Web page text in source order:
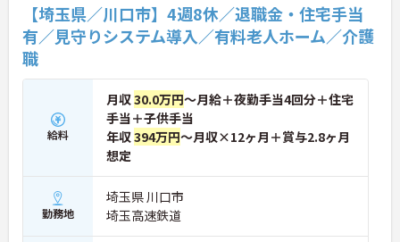
【埼玉県／川口市】4週8休／退職金・住宅手当
有／見守りシステム導入／有料老人ホーム／介護
職
給料
月収30.0万円～月給＋夜勤手当4回分＋住宅
手当＋子供手当
年収394万円～月収×12ヶ月＋賞与2.8ヶ月
想定
勤務地
埼玉県 川口市
埼玉高速鉄道